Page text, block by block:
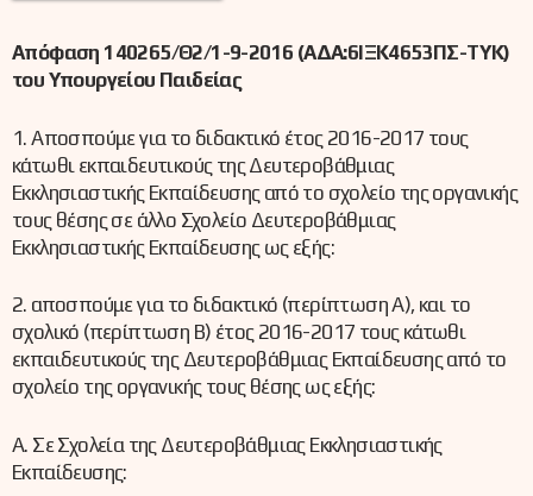
Απόφαση 140265/Θ2/1-9-2016 (ΑΔΑ:6ΙΞΚ4653ΠΣ-ΤΥΚ)
του Υπουργείου Παιδείας
1. Αποσπούμε για το διδακτικό έτος 2016-2017 τους
κάτωθι εκπαιδευτικούς της Δευτεροβάθμιας
Εκκλησιαστικής Εκπαίδευσης από το σχολείο της οργανικής
τους θέσης σε άλλο Σχολείο Δευτεροβάθμιας
Εκκλησιαστικής Εκπαίδευσης ως εξής:
2. αποσπούμε για το διδακτικό (περίπτωση Α), και το
σχολικό (περίπτωση Β) έτος 2016-2017 τους κάτωθι
εκπαιδευτικούς της Δευτεροβάθμιας Εκπαίδευσης από το
σχολείο της οργανικής τους θέσης ως εξής:
Α. Σε Σχολεία της Δευτεροβάθμιας Εκκλησιαστικής
Εκπαίδευσης: